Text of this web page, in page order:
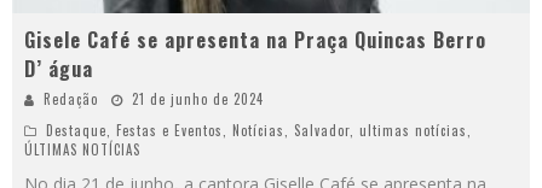
Gisele Café se apresenta na Praça Quincas Berro
D’ água
Redação
21 de junho de 2024
Destaque, Festas e Eventos, Notícias, Salvador, ultimas notícias,
ÚLTIMAS NOTÍCIAS